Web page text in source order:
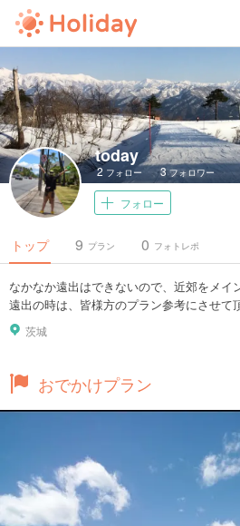
today
2 フォロー 3フォロワー
フォロー
トップ プラン
9 フォトレポ
0
なかなか遠出はできないので、近郊をメイ
遠出の時は、皆様方のプラン参考にさせて
茨城
おでかけプラン